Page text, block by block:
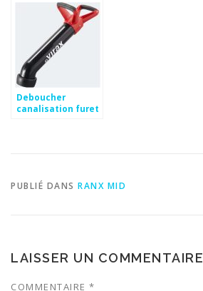
Deboucher
canalisation furet
PUBLIÉ DANS RANX MID
LAISSER UN COMMENTAIRE
COMMENTAIRE *